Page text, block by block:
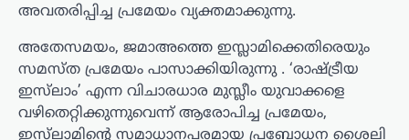
അവതരിപ്പിച്ച പ്രമേയം വ്യക്തമാക്കുന്നു.
അതേസമയം, ജമാഅത്തെ ഇസ്ലാമിക്കെതിരെയും
സമസ്ത പ്രമേയം പാസാക്കിയിരുന്നു . ‘രാഷ്ട്രീയ
ഇസ്‌ലാം’ എന്ന വിചാരധാര മുസ്ലീം യുവാക്കളെ
വഴിതെറ്റിക്കുന്നുവെന്ന് ആരോപിച്ച പ്രമേയം,
ഇസ്‌ലാമിന്റെ സമാധാനപരമായ പ്രബോധന ശൈലി